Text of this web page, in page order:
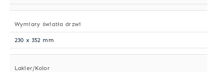
Wymiary światła drzwi
230 x 352 mm
Lakier/Kolor